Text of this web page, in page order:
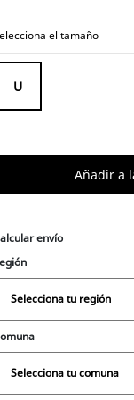
el tamaño
envío